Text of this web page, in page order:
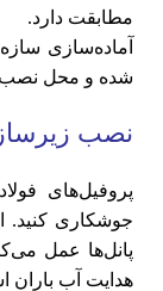
مطابقت دارد.
آماده‌سازی
شده و محل نصب
نصب
پروفیل‌های
جوشکاری کنید.
پانل‌ها عمل
هدایت آب باران